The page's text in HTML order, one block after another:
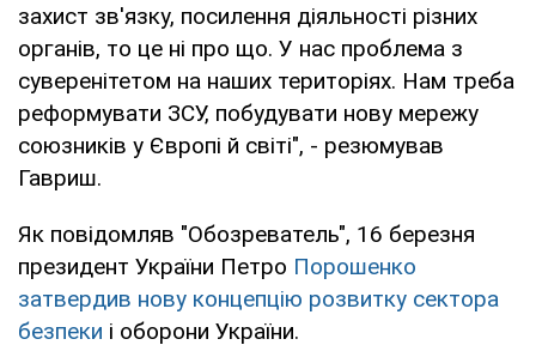
захист зв'язку, посилення діяльності різних
органів, то це ні про що. У нас проблема з
суверенітетом на наших територіях. Нам треба
реформувати ЗСУ, побудувати нову мережу
союзників у Європі й світі", - резюмував
Гавриш.
Як повідомляв "Обозреватель", 16 березня
президент України Петро Порошенко
затвердив нову концепцію розвитку сектора
безпеки і оборони України.